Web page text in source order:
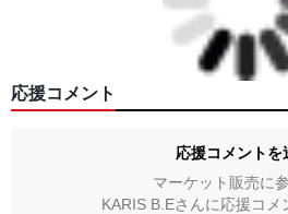
応援コメント
応援コメント
マーケット販売に
KARIS B.Eさんに応援コメ